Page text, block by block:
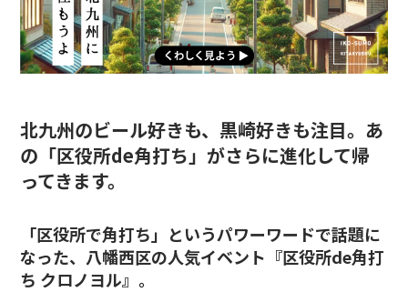
北九州のビール好きも、黒崎好きも注目。あ
の「区役所de角打ち」がさらに進化して帰
ってきます。
「区役所で角打ち」というパワーワードで話題に
なった、八幡西区の人気イベント『区役所de角打
ち クロノヨル』。